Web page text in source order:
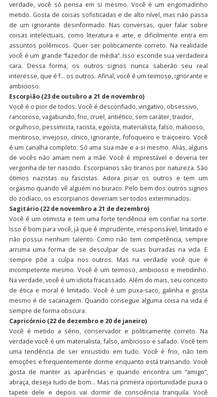
verdade, você só pensa em si mesmo. Você é um engomadinho
metido. Gosta de coisas sofisticadas e de alto nível, mas não passa
de um ignorante desinformado. Nas conversas, quer falar sobre
coisas intelectuais, como literatura e arte, e dificilmente entra em
assuntos polêmicos. Quer ser politicamente correto. Na realidade
você é um grande “fazedor de média”. Isso esconde sua verdadeira
cara. Dessa forma, os outros signos nunca saberão seu real
interesse, que é f… os outros. Afinal, você é um teimoso, ignorante e
ambicioso.
Escorpião (23 de outubro a 21 de novembro)
Você é o pior de todos. Você é desconfiado, vingativo, obsessivo,
rancoroso, vagabundo, frio, cruel, antiético, sem caráter, traidor,
orgulhoso, pessimista, racista, egoísta, materialista, falso, malicioso,
mentiroso, invejoso, cínico, ignorante, fofoqueiro e traiçoeiro. Você
é um canalha completo. Só ama sua mãe e a si mesmo. Aliás, alguns
de vocês não amam nem a mãe. Você é imprestável e deveria ter
vergonha de ter nascido. Escorpianos são tiranos por natureza. São
ótimos nazistas ou fascistas. Adora pisar os outros e tem um
orgasmo quando vê alguém no buraco. Pelo bem dos outros signos
do zodíaco, os escorpianos deveriam ser todos exterminados.
Sagitário (22 de novembro a 21 de dezembro)
Você é um otimista e tem uma forte tendência em confiar na sorte.
Isso é bom para você, já que é imprudente, irresponsável, limitado e
não possui nenhum talento. Como não tem competência, sempre
arruma uma forma de se desculpar de suas burradas na vida. E
sempre põe a culpa nos outros. Mas na verdade você que é
incompetente mesmo. Você é um teimoso, ambicioso e metidinho.
Na verdade, você é um idiota fracassado. Além do mais, seu conceito
de ética e moral é limitado. Você é um puxa-saco, galinha e gosta
mesmo é de sacanagem. Quando consegue alguma coisa na vida é
sempre de forma obscura.
Capricórnio (22 de dezembro e 20 de janeiro)
Você é metido a sério, conservador e politicamente correto. Na
verdade você é um materialista, falso, ambicioso e safado. Você tem
uma tendência de ser enrustido em tudo. Você é frio, não tem
emoções e freqüentemente dorme enquanto está transando. Você
gosta de manter as aparências e quando encontra um “amigo”,
abraça, deseja tudo de bom… Mas na primeira oportunidade puxa o
tapete dele e depois vai dormir de consciência tranquila. Você